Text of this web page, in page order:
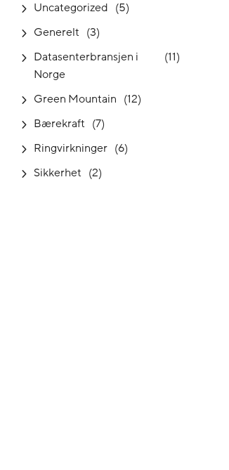
Uncategorized (5)
Generelt (3)
Datasenterbransjen i
Norge
(11)
Green Mountain (12)
Bærekraft (7)
Ringvirkninger (6)
Sikkerhet (2)